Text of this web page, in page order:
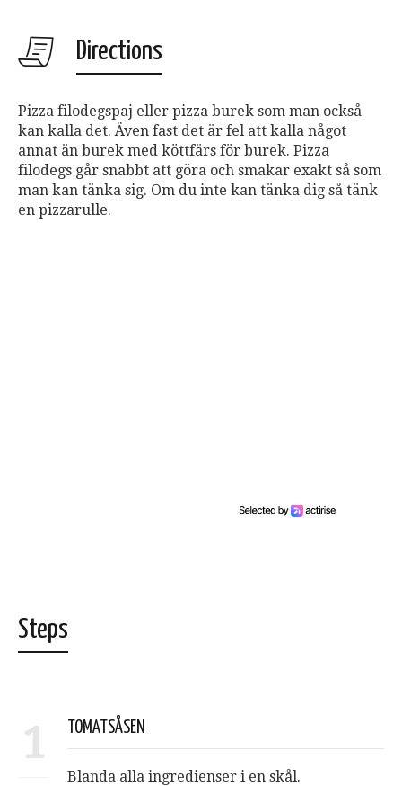
Directions
Pizza filodegspaj eller pizza burek som man också
kan kalla det. Även fast det är fel att kalla något
annat än burek med köttfärs för burek. Pizza
filodegs går snabbt att göra och smakar exakt så som
man kan tänka sig. Om du inte kan tänka dig så tänk
en pizzarulle.
Steps
1 TOMATSÅSEN
Blanda alla ingredienser i en skål.